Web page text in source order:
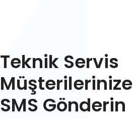
Teknik Servis
Müşterilerinize
SMS Gönderin